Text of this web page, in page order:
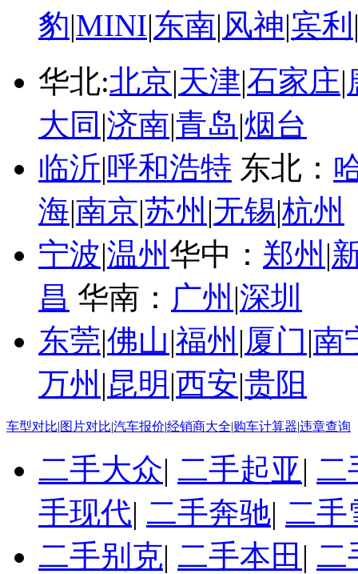
豹|MINI|东南|风神|宾利
华北:北京|天津|石家庄|
大同 |济南|青岛|烟台
临沂|呼和浩特 东北：
海|南京|苏州 |无锡|杭州
宁波|温州华中： 郑州 |
昌 华南： 广州 |深圳
东莞|佛山|福州 |厦门|南
万州 |昆明 |西安|贵阳
车型对比|图片对比|汽车报价|经销商大全|购车计算器|违章查询
二手大众| 二手起亚| 二
手现代| 二手奔驰| 二手
二手别克| 二手本田 | 二